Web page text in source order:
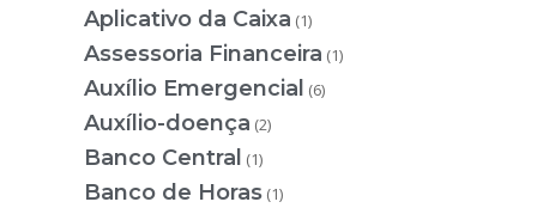
Aplicativo da Caixa (1)
Assessoria Financeira (1)
Auxílio Emergencial (6)
Auxílio-doença (2)
Banco Central (1)
Banco de Horas (1)